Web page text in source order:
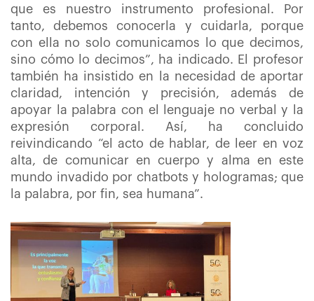
que es nuestro instrumento profesional. Por
tanto, debemos conocerla y cuidarla, porque
con ella no solo comunicamos lo que decimos,
sino cómo lo decimos”, ha indicado. El profesor
también ha insistido en la necesidad de aportar
claridad, intención y precisión, además de
apoyar la palabra con el lenguaje no verbal y la
expresión corporal. Así, ha concluido
reivindicando “el acto de hablar, de leer en voz
alta, de comunicar en cuerpo y alma en este
mundo invadido por chatbots y hologramas; que
la palabra, por fin, sea humana”.